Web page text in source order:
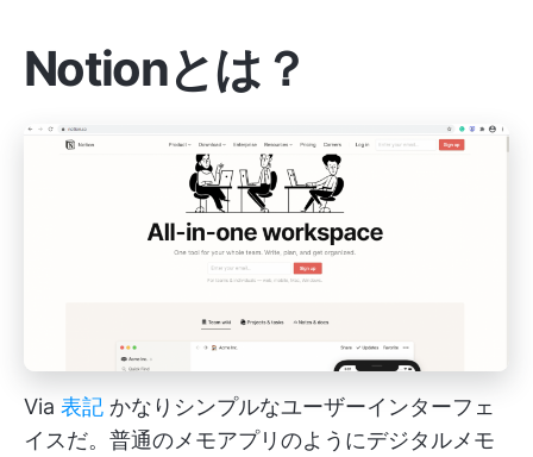
Notionとは？
Via 表記 かなりシンプルなユーザーインターフェ
イスだ。普通のメモアプリのようにデジタルメモ